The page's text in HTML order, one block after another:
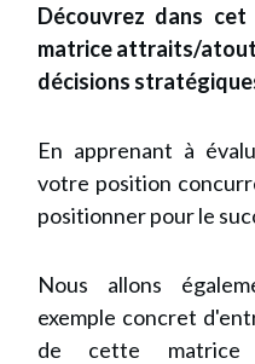
Découvrez dans
matrice attraits/
décisions
En apprenant à
votre position
positionner pour le
Nous allons
exemple concret
de cette matrice